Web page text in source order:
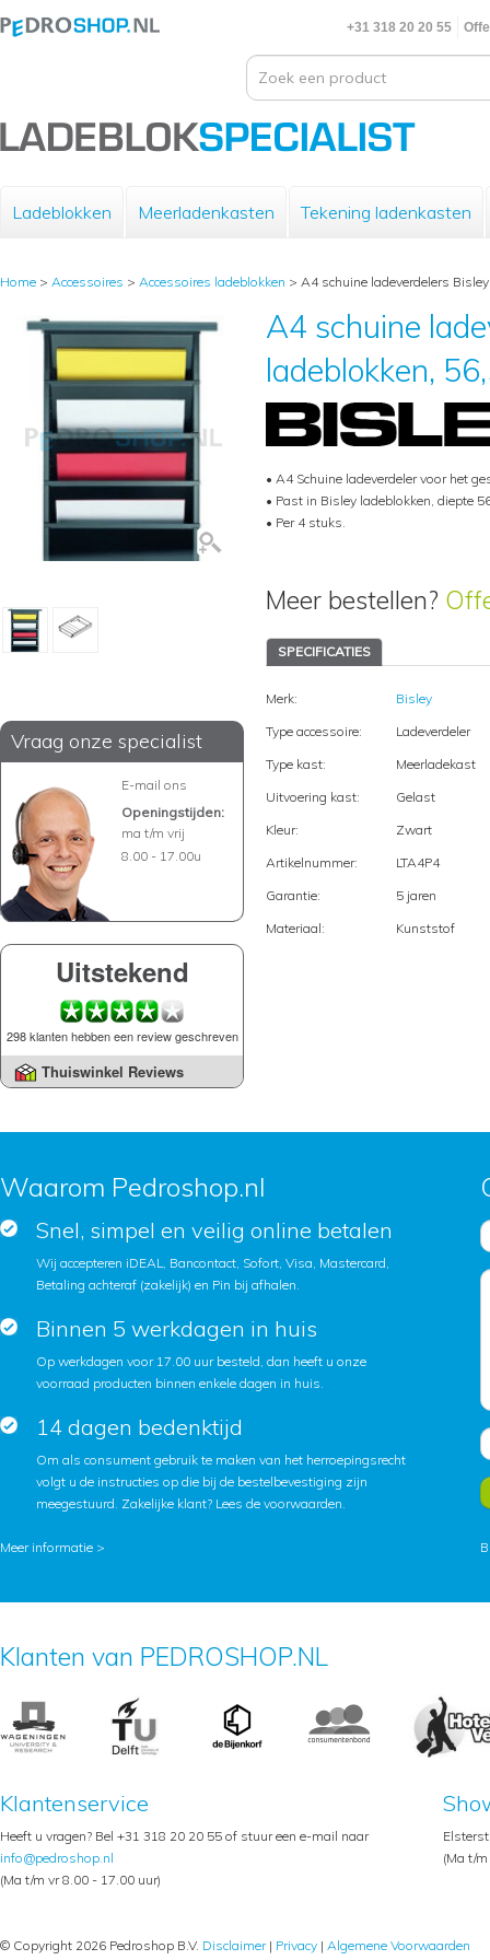
+31 318 20 20 55
Ladeblokken Meerladenkasten Tekening ladenkasten
Home > Accessoires > Accessoires ladeblokken > A4 schuine ladeverdelers
Vraag onze specialist
E-mail ons
Openingstijden:
ma t/m vrij
8.00 - 17.00u
Uitstekend
298 klanten hebben een review geschreven
Thuiswinkel Reviews
A4 schuine
ladeblokken,
• A4 Schuine ladeverdeler voor het
• Past in Bisley ladeblokken, diepte
• Per 4 stuks.
Meer bestellen?
SPECIFICATIES
Merk:
Bisley
Type accessoire:
Ladeverdeler
Type kast:
Meerladekast
Uitvoering kast:
Gelast
Kleur:
Zwart
Artikelnummer:
LTA4P4
Garantie:
5 jaren
Materiaal:
Kunststof
Waarom Pedroshop.nl
Snel, simpel en veilig online betalen
Wij accepteren iDEAL, Bancontact, Sofort, Visa, Mastercard,
Betaling achteraf (zakelijk) en Pin bij afhalen.
Binnen 5 werkdagen in huis
Op werkdagen voor 17.00 uur besteld, dan heeft u onze
voorraad producten binnen enkele dagen in huis.
14 dagen bedenktijd
Om als consument gebruik te maken van het herroepingsrecht
volgt u de instructies op die bij de bestelbevestiging zijn
meegestuurd. Zakelijke klant? Lees de voorwaarden.
Meer informatie >
Klanten van PEDROSHOP.NL
Klantenservice
Heeft u vragen? Bel +31 318 20 20 55 of stuur een e-mail naar
info@pedroshop.nl
(Ma t/m vr 8.00 - 17.00 uur)
(Ma t/
© Copyright 2026 Pedroshop B.V. Disclaimer| Privacy | Algemene Voorwaarden